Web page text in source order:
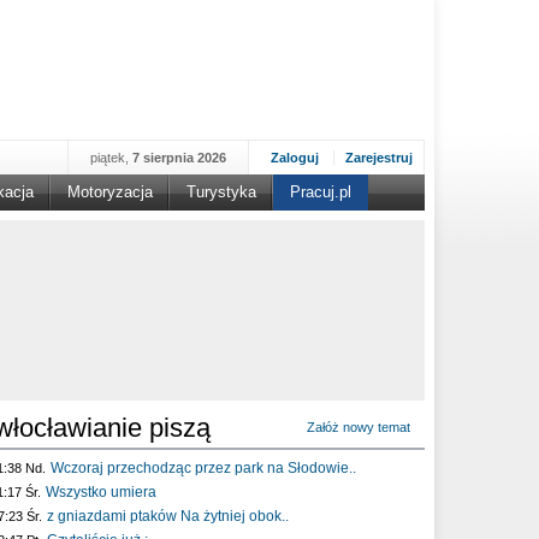
Zaloguj Zarejestruj
piątek, 7 sierpnia 2026
Motoryzacja Turystyka Pracuj.pl
piszą Załóż nowy temat
Nd. Wczoraj przechodząc przez park na Słodowie..
Śr. Wszystko umiera
Śr. z gniazdami ptaków Na żytniej obok..